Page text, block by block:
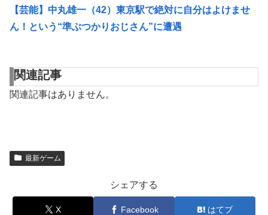
【芸能】中丸雄一（42）東京駅で絶対に自分はよけませ
ん！という“準ぶつかりおじさん”に遭遇
関連記事
関連記事はありません。
最新ゲーム
シェアする
X Facebook はてブ